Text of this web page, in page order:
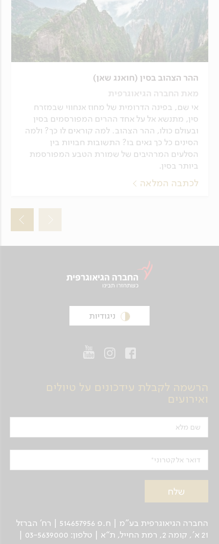
ההר הצהוב בסין (חואנג שאן)
מאת החברה הגיאוגרפית
אי שם, בפינה הדרומית של מחוז אנחווי שבמזרח
סין, מתנשא אל על אחד ההרים המפורסמים בסין
ובעולם כולו, ההר הצהוב. למה קוראים לו כך? ולמה
הסינים כל כך גאים בו? התשובות חבויות בין
הסלעים המרהיבים של שמורת הטבע המפורסמת
ביותר בסין.
לכתבה המלאה
ניגודיות
הרשמה לקבלת עידכונים על טיולים
ואירועים
שם מלא
דואר אלקטרוני
החברה הגיאוגרפית בע"מ | ח.פ 514657956 | רח’ הברזל
21 א', קומה 2, רמת החייל, ת“א | טלפון: 03-5639000 |